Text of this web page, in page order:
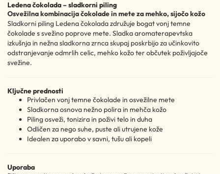
Ledena čokolada – sladkorni piling
Osvežilna kombinacija čokolade in mete za mehko, sijočo kožo
Sladkorni piling Ledena čokolada združuje bogat vonj temne
čokolade s svežino poprove mete. Sladka aromaterapevtska
izkušnja in nežna sladkorna zrnca skupaj poskrbijo za učinkovito
odstranjevanje odmrlih celic, mehko kožo ter občutek poživljajoče
svežine.
Ključne prednosti
Privlačen vonj temne čokolade in osvežilne mete
Sladkorna osnova nežno polira in mehča kožo
Piling osveži, tonizira in poživi telo in duha
Odličen za nego suhe, puste ali utrujene kože
Idealen za uporabo v savni, tušu ali kopeli
Uporaba